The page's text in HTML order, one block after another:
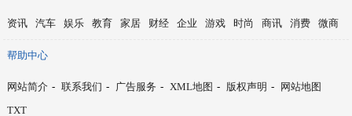
资讯 汽车 娱乐 教育 家居 财经 企业 游戏 时尚 商讯 消费 微商
帮助中心
网站简介 - 联系我们 - 广告服务 - XML地图 - 版权声明 -
网站地图
TXT